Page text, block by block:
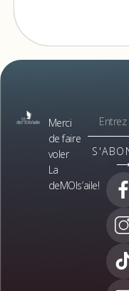
Merci
de faire
voler
La
deMOIs’aile!